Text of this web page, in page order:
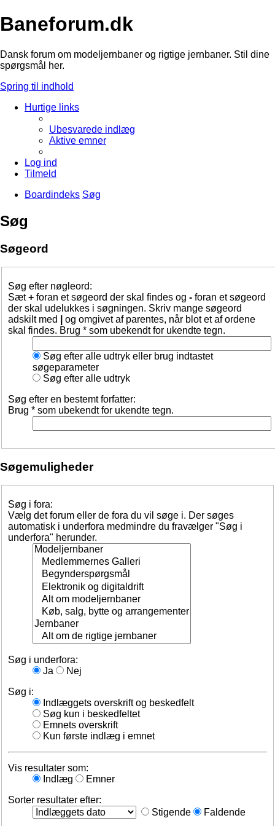
Baneforum.dk
Dansk forum om modeljernbaner og rigtige jernbaner. Stil dine
spørgsmål her.
Spring til indhold
Hurtige links
Ubesvarede indlæg
Aktive emner
Log ind
Tilmeld
Boardindeks Søg
Søg
Søgeord
Søg efter nøgleord:
Sæt+ foran et søgeord der skal findes og - foran et søgeord
der skal udelukkes i søgningen. Skriv mange søgeord
adskilt med
og omgivet af parentes, når blot et af ordene
skal findes. Brug * som ubekendt for ukendte tegn.
Søg efter alle udtryk eller brug indtastet
søgeparameter
Søg efter alle udtryk
Søg efter en bestemt forfatter:
Brug * som ubekendt for ukendte tegn.
Søgemuligheder
Søg i fora:
Vælg det forum eller de fora du vil søge i. Der søges
automatisk i underfora medmindre du fravælger "Søg i
underfora" herunder.
Søg i underfora:
Ja
Nej
Søg i:
Indlæggets overskrift og beskedfelt
Søg kun i beskedfeltet
Emnets overskrift
Kun første indlæg i emnet
Vis resultater som:
Indlæg
Emner
Sorter resultater efter:
Stigende
Faldende